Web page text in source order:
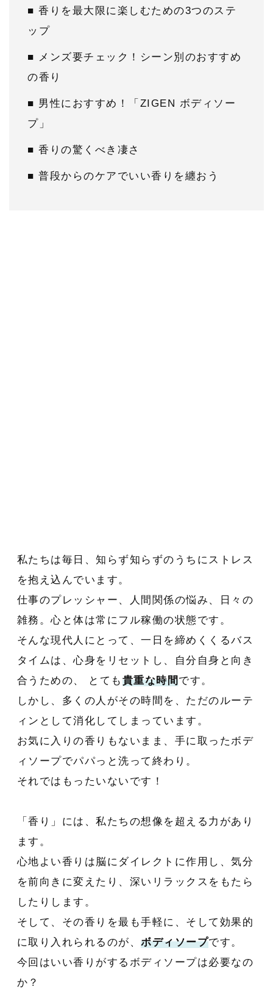
■ 香りを最大限に楽しむための3つのステ
ップ
■ メンズ要チェック！シーン別のおすすめ
の香り
■ 男性におすすめ！「ZIGEN ボディソー
プ」
■ 香りの驚くべき凄さ
■ 普段からのケアでいい香りを纏おう
私たちは毎日、知らず知らずのうちにストレス
を抱え込んでいます。
仕事のプレッシャー、人間関係の悩み、日々の
雑務。心と体は常にフル稼働の状態です。
そんな現代人にとって、一日を締めくくるバス
タイムは、心身をリセットし、自分自身と向き
合うための、 とても 貴重な時間です。
しかし、多くの人がその時間を、ただのルーテ
ィンとして消化してしまっています。
お気に入りの香りもないまま、手に取ったボデ
ィソープでパパっと洗って終わり。
それではもったいないです！
「香り」には、私たちの想像を超える力があり
ます。
心地よい香りは脳にダイレクトに作用し、気分
を前向きに変えたり、深いリラックスをもたら
したりします。
そして、その香りを最も手軽に、そして効果的
に取り入れられるのが、ボディソープです。
今回はいい香りがするボディソープは必要なの
か？